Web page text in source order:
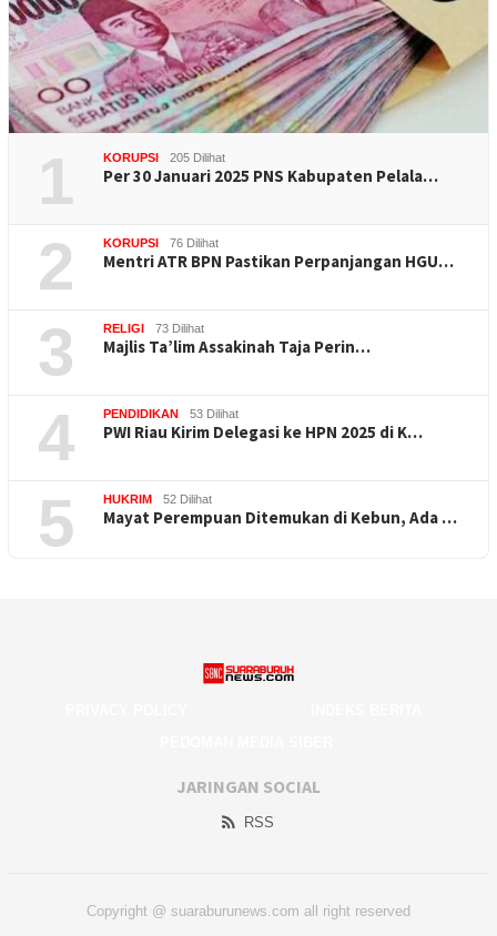
1 KORUPSI 205 Dilihat
Per 30 Januari 2025 PNS Kabupaten Pelala…
2 KORUPSI 76 Dilihat
Mentri ATR BPN Pastikan Perpanjangan HGU…
3 RELIGI 73 Dilihat
Majlis Ta’lim Assakinah Taja Perin…
4 PENDIDIKAN 53 Dilihat
PWI Riau Kirim Delegasi ke HPN 2025 di K…
5 HUKRIM 52 Dilihat
Mayat Perempuan Ditemukan di Kebun, Ada …
JARINGAN SOCIAL
RSS
Copyright @ suaraburunews.com all right reserved